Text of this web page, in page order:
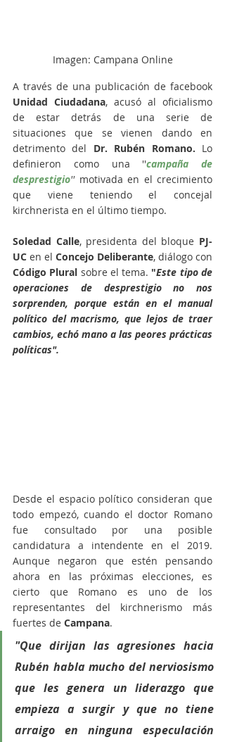
Imagen: Campana Online
Unidad Ciudadana, acusó al oficialismo
de estar detrás de una serie de
situaciones que se vienen dando en
detrimento del Dr. Rubén Romano. Lo
definieron como una ''campaña de
desprestigio'' motivada en el crecimiento
que viene teniendo el concejal
kirchnerista en el último tiempo.
Soledad Calle, presidenta del bloque PJ-
UC en el Concejo Deliberante
Código Plural sobre el tema. "Este tipo de
operaciones de desprestigio no nos
sorprenden, porque están en el manual
político del macrismo, que lejos de traer
cambios, echó mano a las peores prácticas
políticas".
Desde el espacio político consideran que
todo empezó, cuando el doctor Romano
fue consultado por una posible
candidatura a intendente en el 2019.
Aunque negaron que estén pensando
ahora en las próximas elecciones, es
cierto que Romano es uno de los
representantes del kirchnerismo más
fuertes de Campana.
"Que dirijan las agresiones hacia
Rubén habla mucho del nerviosismo
que les genera un liderazgo que
empieza a surgir y que no tiene
arraigo en ninguna especulación